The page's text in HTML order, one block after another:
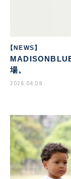
【NEWS】
場。
2026.04.09